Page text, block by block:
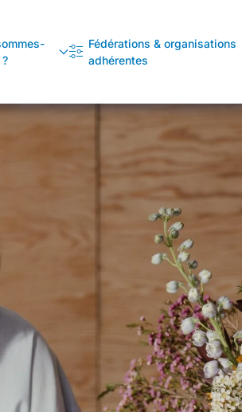
Fédérations & organisations
adhérentes